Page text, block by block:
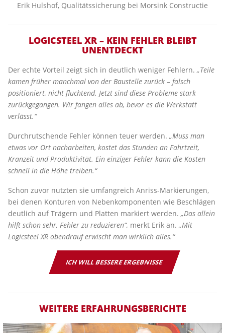
Erik Hulshof, Qualitätssicherung bei Morsink Constructie
LOGICSTEEL XR – KEIN FEHLER BLEIBT
UNENTDECKT
Der echte Vorteil zeigt sich in deutlich weniger Fehlern. „Teile
kamen früher manchmal von der Baustelle zurück – falsch
positioniert, nicht fluchtend. Jetzt sind diese Probleme stark
zurückgegangen. Wir fangen alles ab, bevor es die Werkstatt
verlässt.“
Durchrutschende Fehler können teuer werden. „Muss man
etwas vor Ort nacharbeiten, kostet das Stunden an Fahrtzeit,
Kranzeit und Produktivität. Ein einziger Fehler kann die Kosten
schnell in die Höhe treiben.“
Schon zuvor nutzten sie umfangreich Anriss-Markierungen,
bei denen Konturen von Nebenkomponenten wie Beschlägen
deutlich auf Trägern und Platten markiert werden. „Das allein
hilft schon sehr, Fehler zu reduzieren“, merkt Erik an. „Mit
Logicsteel XR obendrauf erwischt man wirklich alles.“
ICH WILL BESSERE ERGEBNISSE
WEITERE ERFAHRUNGSBERICHTE